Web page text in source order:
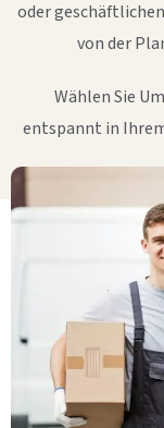
oder
von der
Wählen Sie
entspannt in